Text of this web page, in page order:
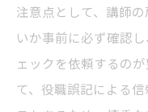
注意点として、講師
いか事前に必ず確認
ェックを依頼するの
て、役職誤記による